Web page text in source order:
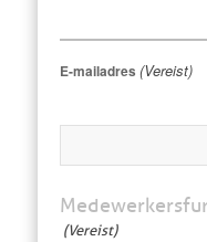
E-mailadres (Vereist)
(Vereist)